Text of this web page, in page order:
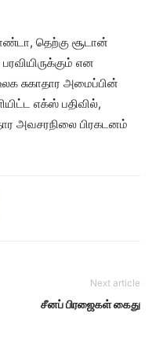
தெற்கு சூடான்
என
சுகாதார அமைப்பின்
எக்ஸ் பதிவில்,
அவசரநிலை பிரகடனம்
Next article
சீனப் பிரஜைகள் கைது